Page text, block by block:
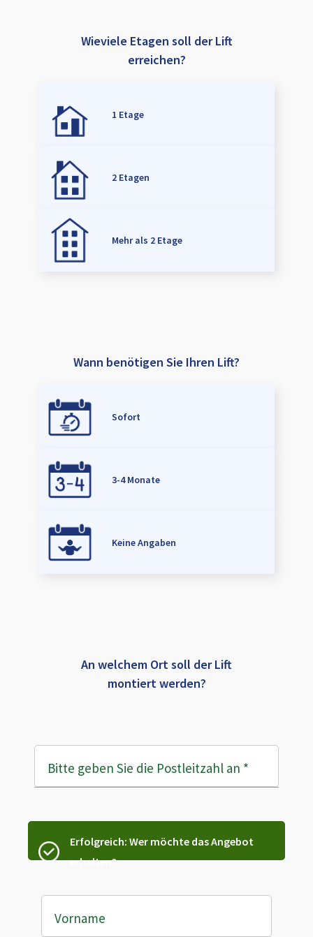
Wieviele Etagen soll der Lift
erreichen?
1 Etage
2 Etagen
Mehr als 2 Etage
Wann benötigen Sie Ihren Lift?
Sofort
3-4 Monate
Keine Angaben
An welchem Ort soll der Lift
montiert werden?
Bitte geben Sie die Postleitzahl an *
Erfolgreich: Wer möchte das Angebot
erhalten?
Vorname